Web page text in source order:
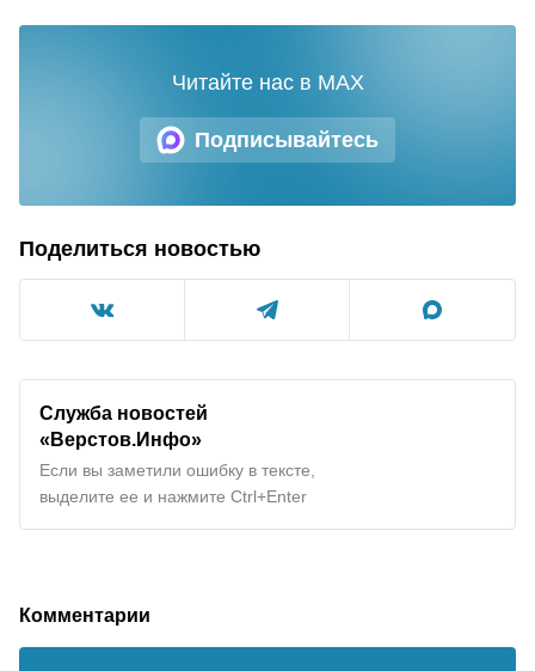
Подписывайтесь
Читайте нас в MAX
Поделиться новостью
Служба новостей
«Верстов.Инфо»
Если вы заметили ошибку в тексте,
выделите ее и нажмите Ctrl+Enter
Комментарии